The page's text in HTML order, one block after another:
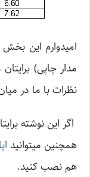
امیدوارم این
مدار چاپی)
نظرات با ما در
اگر این نوشته‌
همچنین میتوانید
هم نصب کنید.